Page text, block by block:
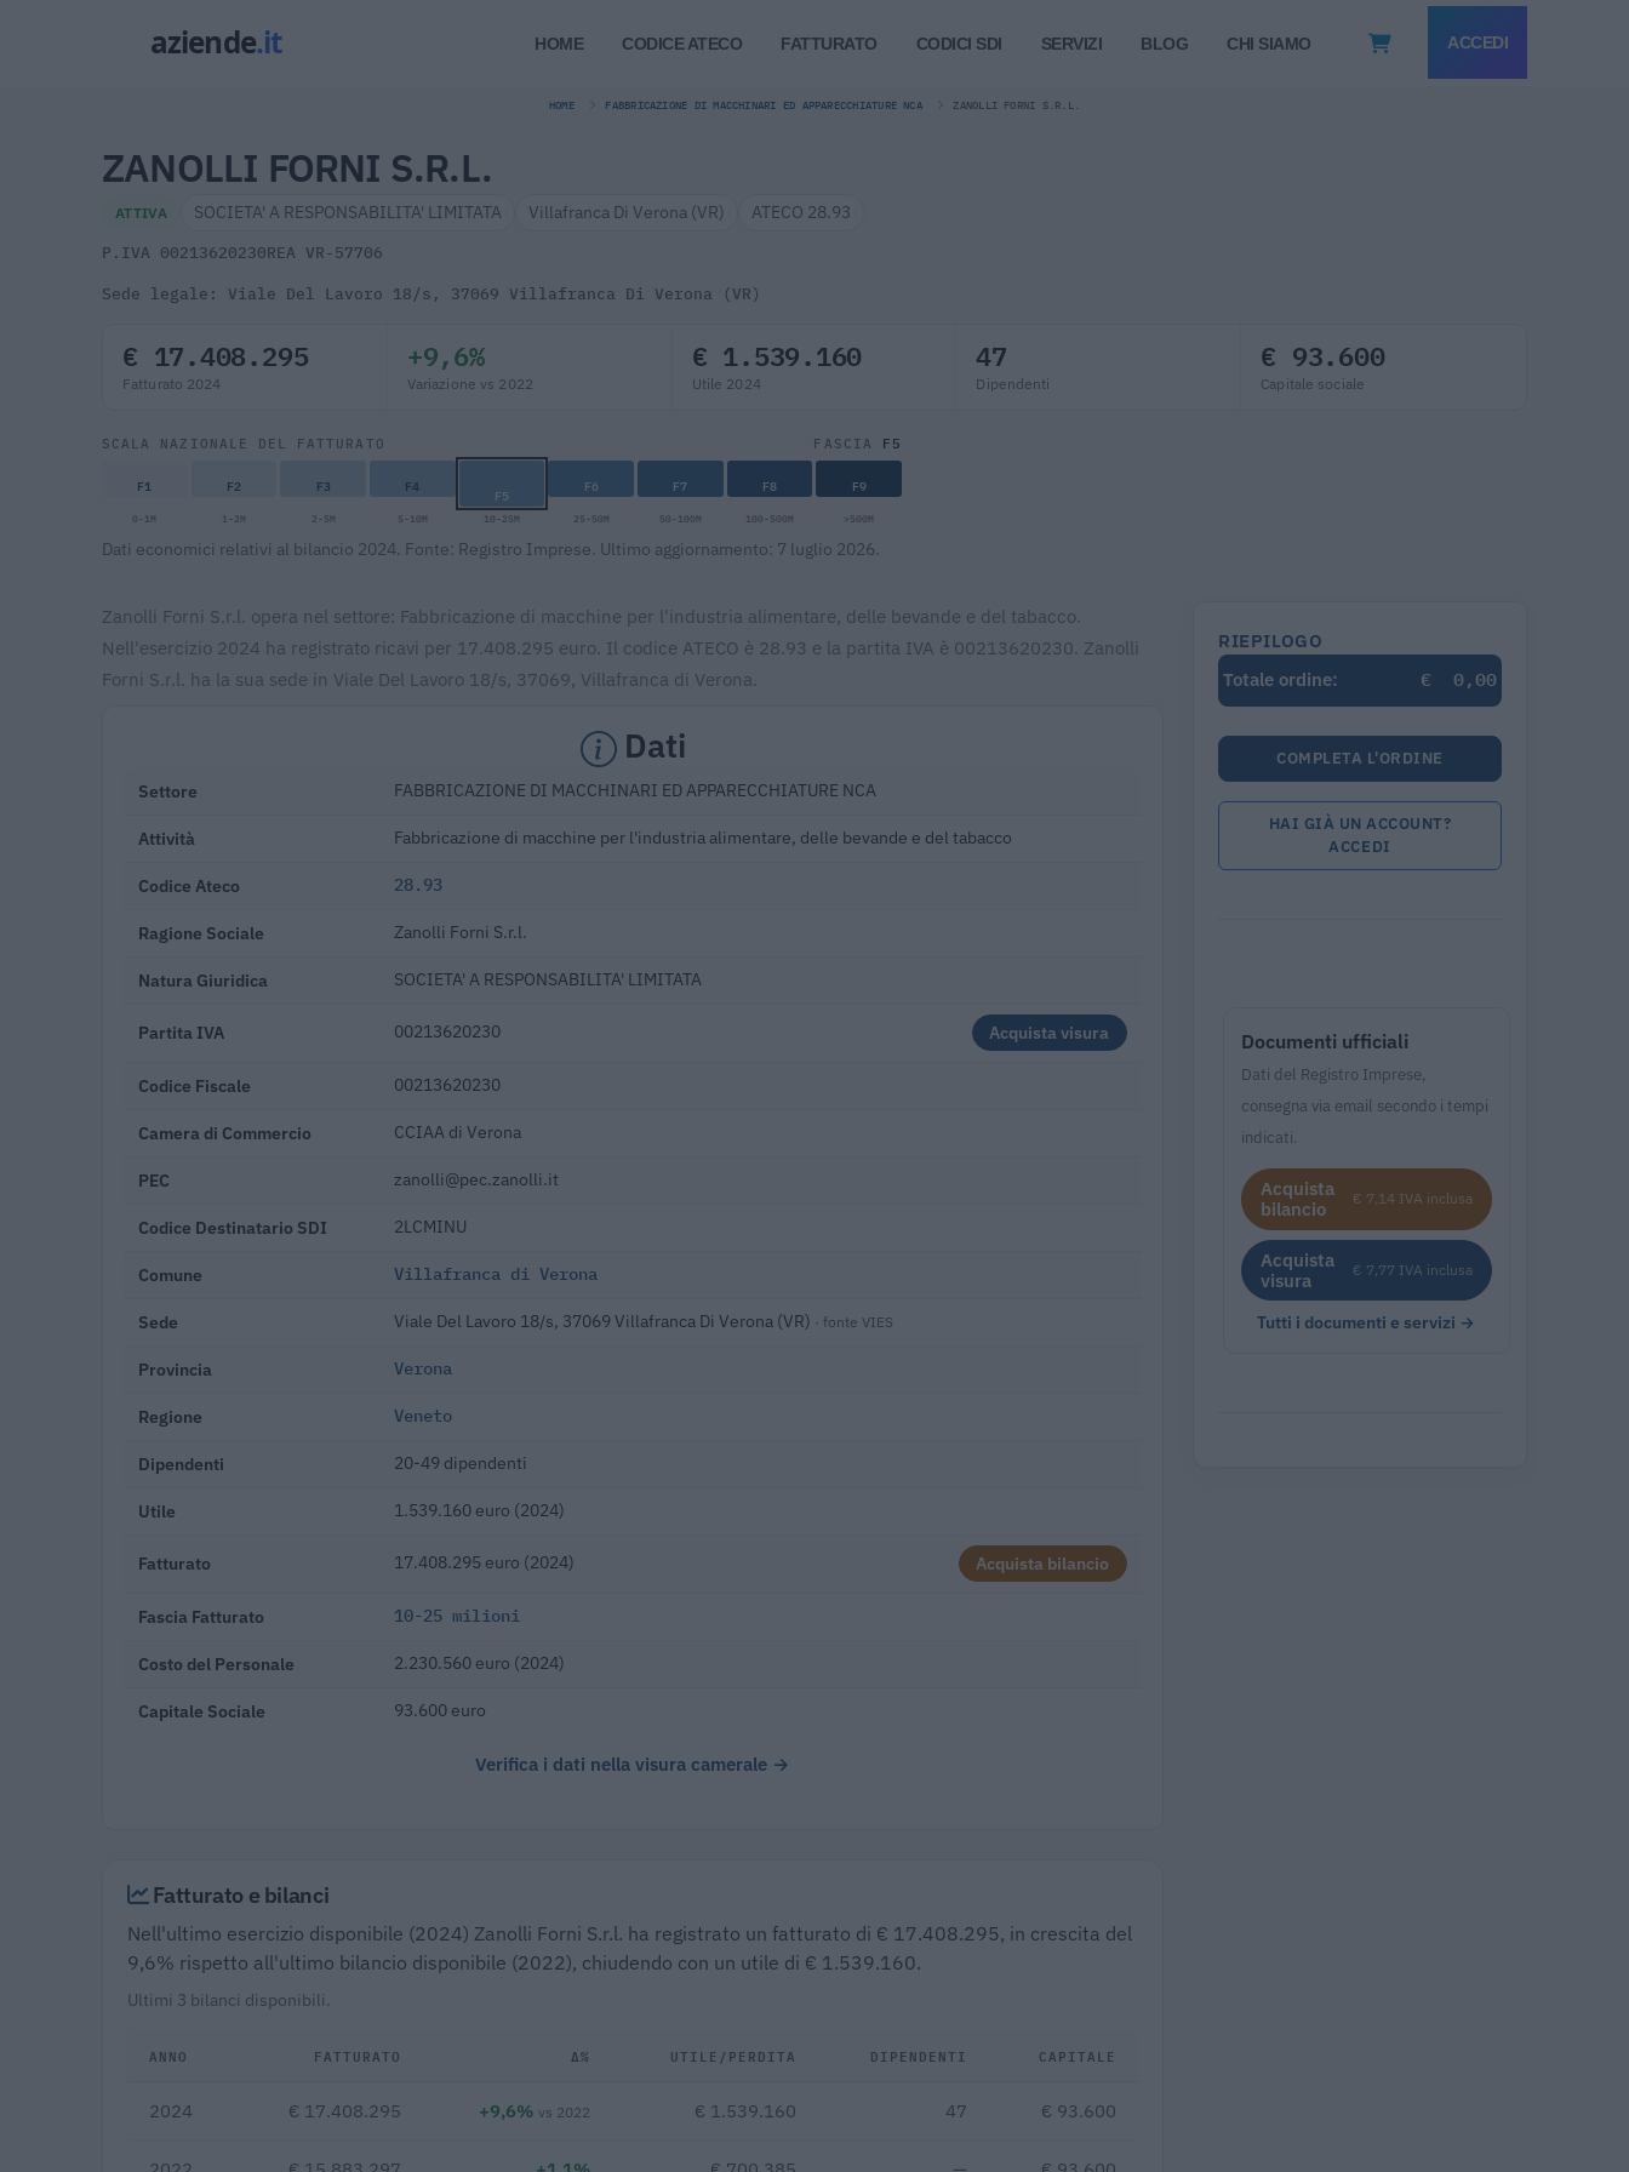
HOME CODICE ATECO FATTURATO CODICI SDI SERVIZI BLOG CHI SIAMO ACCEDI
HOME FABBRICAZIONE DI MACCHINARI ED APPARECCHIATURE NCA ZANOLLI FORNI S.R.L.
ZANOLLI FORNI S.R.L.
ATTIVA SOCIETA' A RESPONSABILITA' LIMITATA Villafranca Di Verona (VR) ATECO 28.93
P.IVA 00213620230REA VR-57706
Sede legale: Viale Del Lavoro 18/s, 37069 Villafranca Di Verona (VR)
€ 17.408.295
Fatturato 2024
+9,6%
Variazione vs 2022
€ 1.539.160
Utile 2024
47
Dipendenti
€ 93.600
Capitale sociale
SCALA NAZIONALE DEL FATTURATO FASCIA F5
F1 F2 F3 F4 F5 F6 F7 F8 F9
0-1M 1-2M 2-5M 5-10M 10-25M 25-50M 50-100M 100-500M >500M
Dati economici relativi al bilancio 2024. Fonte: Registro Imprese. Ultimo aggiornamento: 7 luglio 2026.
Zanolli Forni S.r.l. opera nel settore: Fabbricazione di macchine per l'industria alimentare, delle bevande e del tabacco.
Nell'esercizio 2024 ha registrato ricavi per 17.408.295 euro. Il codice ATECO è 28.93 e la partita IVA è 00213620230. Zanolli
Forni S.r.l. ha la sua sede in Viale Del Lavoro 18/s, 37069, Villafranca di Verona.
Dati
Settore FABBRICAZIONE DI MACCHINARI ED APPARECCHIATURE NCA
Attività Fabbricazione di macchine per l'industria alimentare, delle bevande e del tabacco
Codice Ateco 28.93
Ragione Sociale Zanolli Forni S.r.l.
Natura Giuridica SOCIETA' A RESPONSABILITA' LIMITATA
Partita IVA 00213620230 Acquista visura
Codice Fiscale 00213620230
Camera di Commercio CCIAA di Verona
PEC zanolli@pec.zanolli.it
Codice Destinatario SDI 2LCMINU
Comune Villafranca di Verona
Sede Viale Del Lavoro 18/s, 37069 Villafranca Di Verona (VR) · fonte VIES
Provincia Verona
Regione Veneto
Dipendenti 20-49 dipendenti
Utile 1.539.160 euro (2024)
Fatturato 17.408.295 euro (2024) Acquista bilancio
Fascia Fatturato 10-25 milioni
Costo del Personale 2.230.560 euro (2024)
Capitale Sociale 93.600 euro
Verifica i dati nella visura camerale →
Fatturato e bilanci
Nell'ultimo esercizio disponibile (2024) Zanolli Forni S.r.l. ha registrato un fatturato di € 17.408.295, in crescita del
9,6% rispetto all'ultimo bilancio disponibile (2022), chiudendo con un utile di € 1.539.160.
Ultimi 3 bilanci disponibili.
ANNO FATTURATO Δ% UTILE/PERDITA DIPENDENTI CAPITALE
2024 € 17.408.295 +9,6% vs 2022 € 1.539.160 47 € 93.600
RIEPILOGO
Totale ordine:
€ 0,00
COMPLETA L'ORDINE
HAI GIÀ UN ACCOUNT?
ACCEDI
Documenti ufficiali
Dati del Registro Imprese,
consegna via email secondo i tempi
indicati.
Acquista
bilancio
€ 7,14 IVA inclusa
Acquista
visura
€ 7,77 IVA inclusa
Tutti i documenti e servizi →